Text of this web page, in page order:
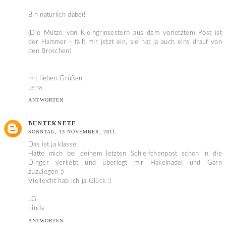
Bin natürlich dabei!
(Die Mütze von Kleingrinsestern aus dem vorletztem Post ist
der Hammer - fällt mir jetzt ein, sie hat ja auch eins drauf von
den Broschen)
mit lieben Grüßen
Lena
ANTWORTEN
BUNTEKNETE
SONNTAG, 13 NOVEMBER, 2011
Das ist ja klasse!
Hatte mich bei deinem letzten Schleifchenpost schon in die
Dinger verliebt und überlegt mir Häkelnadel und Garn
zuzulegen :)
Vielleicht hab ich ja Glück :)
LG
Linda
ANTWORTEN